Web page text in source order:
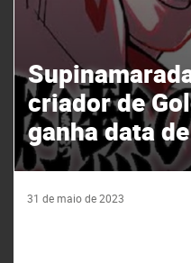
criador de
ganha data
31 de maio de 2023